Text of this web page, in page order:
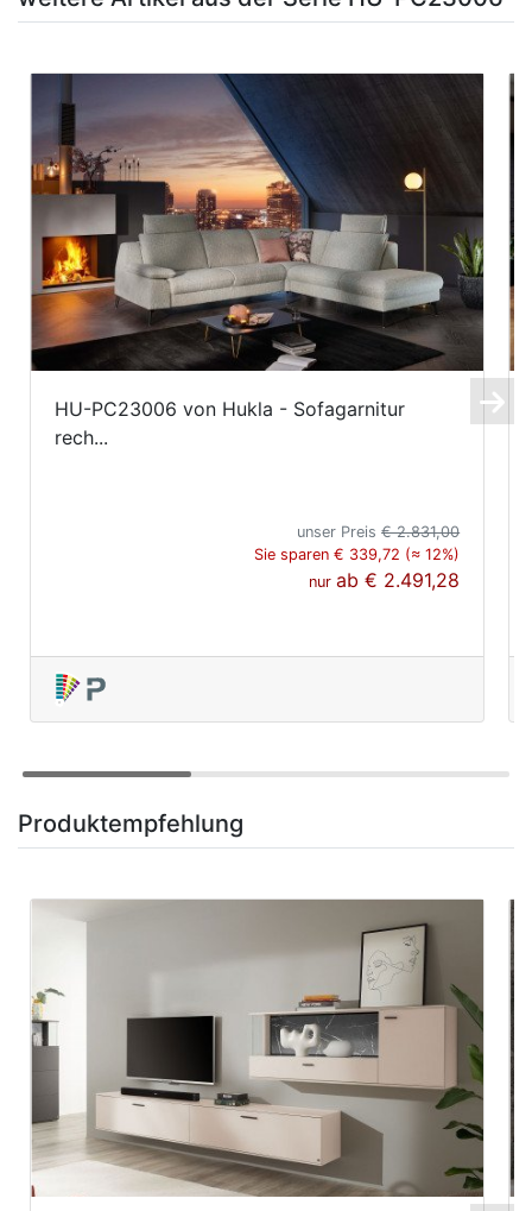
HU-PC23006 von Hukla - Sofagarnitur
rech...
unser Preis€ 2.831,00
Sie sparen € 339,72 (≈ 12%)
nurab€ 2.491,28
Produktempfehlung